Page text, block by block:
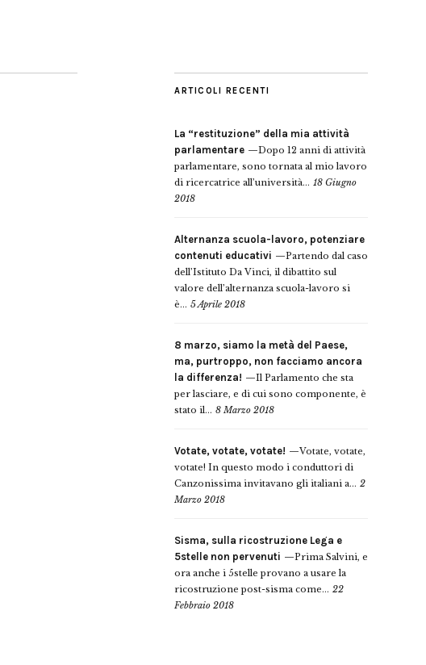
ARTICOLI RECENTI
La “restituzione” della mia attività
parlamentare
Dopo 12 anni di attività
parlamentare, sono tornata al mio lavoro
di ricercatrice all’università... 18 Giugno
2018
Alternanza scuola-lavoro, potenziare
contenuti educativi
Partendo dal caso
dell’Istituto Da Vinci, il dibattito sul
valore dell’alternanza scuola-lavoro si
è... 5 Aprile 2018
8 marzo, siamo la metà del Paese,
ma, purtroppo, non facciamo ancora
la differenza!
Il Parlamento che sta
per lasciare, e di cui sono componente, è
stato il... 8 Marzo 2018
Votate, votate, votate!
Votate, votate,
votate! In questo modo i conduttori di
Canzonissima invitavano gli italiani a... 2
Marzo 2018
Sisma, sulla ricostruzione Lega e
5stelle non pervenuti
Prima Salvini, e
ora anche i 5stelle provano a usare la
ricostruzione post-sisma come... 22
Febbraio 2018